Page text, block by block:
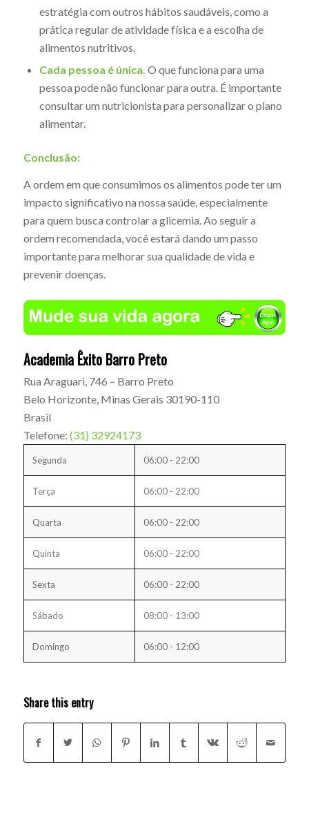
estratégia com outros hábitos saudáveis, como a
prática regular de atividade física e a escolha de
alimentos nutritivos.
Cada pessoa é única. O que funciona para uma
pessoa pode não funcionar para outra. É importante
consultar um nutricionista para personalizar o plano
alimentar.
Conclusão:
A ordem em que consumimos os alimentos pode ter um
impacto significativo na nossa saúde, especialmente
para quem busca controlar a glicemia. Ao seguir a
ordem recomendada, você estará dando um passo
importante para melhorar sua qualidade de vida e
prevenir doenças.
Academia Êxito Barro Preto
Rua Araguari, 746 – Barro Preto
Belo Horizonte, Minas Gerais 30190-110
Brasil
Telefone: (31) 32924173
Segunda 06:00 - 22:00
Terça 06:00 - 22:00
Quarta 06:00 - 22:00
Quinta 06:00 - 22:00
Sexta 06:00 - 22:00
Sábado 08:00 - 13:00
Domingo 06:00 - 12:00
Share this entry